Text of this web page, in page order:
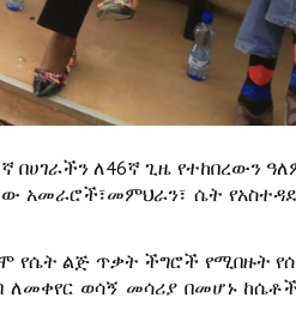
ለ46ኛ ጊዜ የተከበረውን
አመራሮች፣መምህራን፣ ሴት
የሴት ልጅ ጥቃት ችግሮች የሚበዙት
ለመቀየር ወሳኝ መሳሪያ በመሆኑ